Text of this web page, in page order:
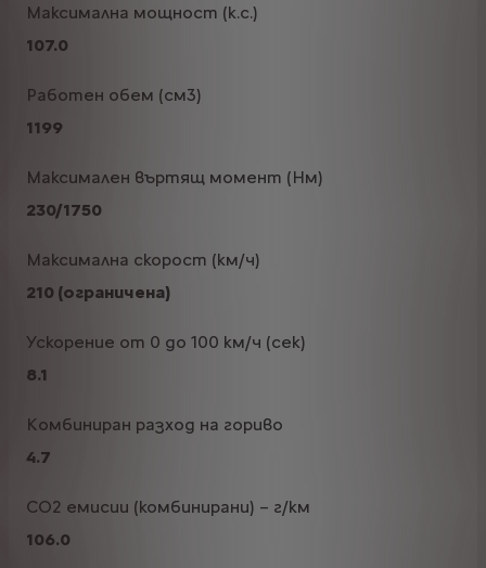
Максимална мощност (к.с.)
107.0
Работен обем (см3)
1199
Максимален въртящ момент (Нм)
230/1750
Максимална скорост (км/ч)
210 (ограничена)
Ускорение от 0 до 100 км/ч (сек)
8.1
Комбиниран разход на гориво
4.7
CO2 емисии (комбинирани) – г/км
106.0